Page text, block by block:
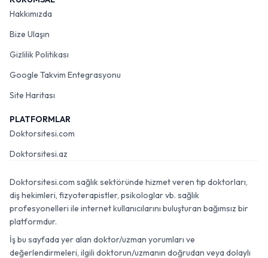
Hakkımızda
Bize Ulaşın
Gizlilik Politikası
Google Takvim Entegrasyonu
Site Haritası
PLATFORMLAR
Doktorsitesi.com
Doktorsitesi.az
Doktorsitesi.com sağlık sektöründe hizmet veren tıp doktorları,
diş hekimleri, fizyoterapistler, psikologlar vb. sağlık
profesyonelleri ile internet kullanıcılarını buluşturan bağımsız bir
platformdur.
İş bu sayfada yer alan doktor/uzman yorumları ve
değerlendirmeleri, ilgili doktorun/uzmanın doğrudan veya dolaylı